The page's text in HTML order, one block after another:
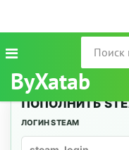
ByXatab
ПОПОЛНИТЬ
ЛОГИН STEAM